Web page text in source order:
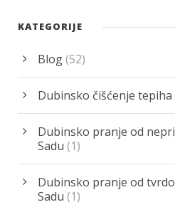
KATEGORIJE
Blog(52)
Dubinsko čišćenje tepiha
Dubinsko pranje od
Sadu (1)
Dubinsko pranje od
Sadu (1)